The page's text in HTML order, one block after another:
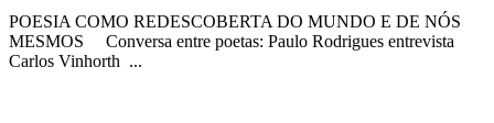
POESIA COMO REDESCOBERTA DO MUNDO E DE NÓS
MESMOS Conversa entre poetas: Paulo Rodrigues entrevista
Carlos Vinhorth ...